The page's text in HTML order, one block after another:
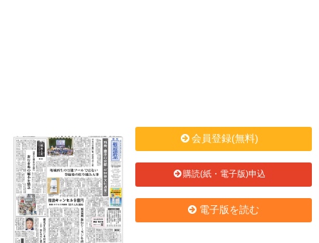
会員登録(無料)
購読(紙・電子版)申込
電子版を読む